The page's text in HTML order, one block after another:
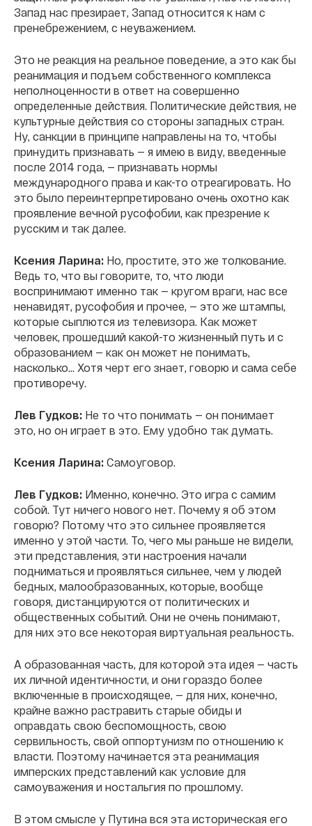
Запад нас презирает, Запад относится к нам с
пренебрежением, с неуважением.
Это не реакция на реальное поведение, а это как бы
реанимация и подъем собственного комплекса
неполноценности в ответ на совершенно
определенные действия. Политические действия, не
культурные действия со стороны западных стран.
Ну, санкции в принципе направлены на то, чтобы
принудить признавать — я имею в виду, введенные
после 2014 года, — признавать нормы
международного права и как-то отреагировать. Но
это было переинтерпретировано очень охотно как
проявление вечной русофобии, как презрение к
русским и так далее.
Ксения Ларина: Но, простите, это же толкование.
Ведь то, что вы говорите, то, что люди
воспринимают именно так — кругом враги, нас все
ненавидят, русофобия и прочее, — это же штампы,
которые сыплются из телевизора. Как может
человек, прошедший какой-то жизненный путь и с
образованием — как он может не понимать,
насколько... Хотя черт его знает, говорю и сама себе
противоречу.
Лев Гудков: Не то что понимать — он понимает
это, но он играет в это. Ему удобно так думать.
Ксения Ларина: Самоуговор.
Лев Гудков: Именно, конечно. Это игра с самим
собой. Тут ничего нового нет. Почему я об этом
говорю? Потому что это сильнее проявляется
именно у этой части. То, чего мы раньше не видели,
эти представления, эти настроения начали
подниматься и проявляться сильнее, чем у людей
бедных, малообразованных, которые, вообще
говоря, дистанцируются от политических и
общественных событий. Они не очень понимают,
для них это все некоторая виртуальная реальность.
А образованная часть, для которой эта идея — часть
их личной идентичности, и они гораздо более
включенные в происходящее, — для них, конечно,
крайне важно растравить старые обиды и
оправдать свою беспомощность, свою
сервильность, свой оппортунизм по отношению к
власти. Поэтому начинается эта реанимация
имперских представлений как условие для
самоуважения и ностальгия по прошлому.
В этом смысле у Путина вся эта историческая его